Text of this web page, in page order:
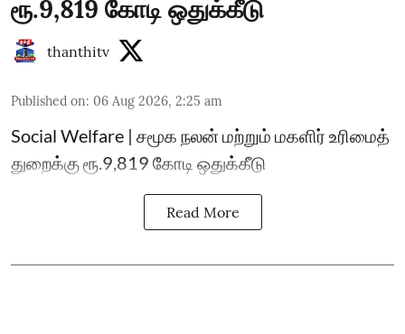
ரூ.9,819 கோடி ஒதுக்கீடு
thanthitv
Published on: 06 Aug 2026, 2:25 am
Social Welfare | சமூக நலன் மற்றும் மகளிர் உரிமைத்
துறைக்கு ரூ.9,819 கோடி ஒதுக்கீடு
Read More